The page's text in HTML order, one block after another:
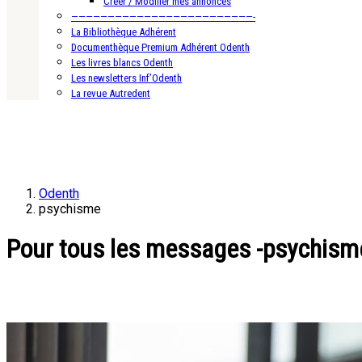
—————————————————————————-
La Bibliothèque Adhérent
Documenthèque Premium Adhérent Odenth
Les livres blancs Odenth
Les newsletters Inf’Odenth
La revue Autredent
Odenth
psychisme
Pour tous les messages -